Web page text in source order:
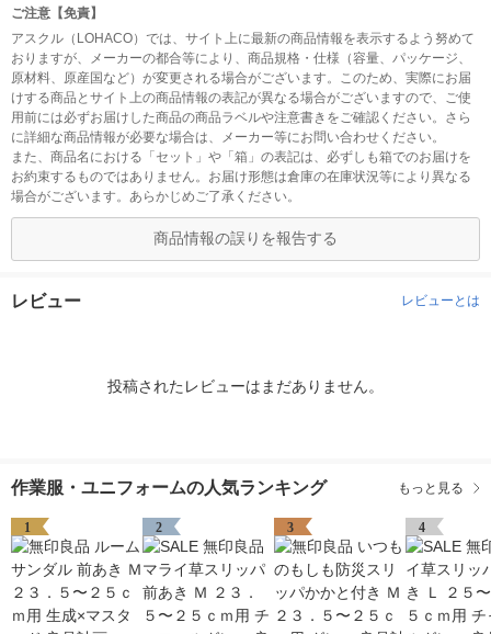
ご注意【免責】
アスクル（LOHACO）では、サイト上に最新の商品情報を表示するよう努めて
おりますが、メーカーの都合等により、商品規格・仕様（容量、パッケージ、
原材料、原産国など）が変更される場合がございます。このため、実際にお届
けする商品とサイト上の商品情報の表記が異なる場合がございますので、ご使
用前には必ずお届けした商品の商品ラベルや注意書きをご確認ください。さら
に詳細な商品情報が必要な場合は、メーカー等にお問い合わせください。
また、商品名における「セット」や「箱」の表記は、必ずしも箱でのお届けを
お約束するものではありません。お届け形態は倉庫の在庫状況等により異なる
場合がございます。あらかじめご了承ください。
商品情報の誤りを報告する
レビュー レビューとは
投稿されたレビューはまだありません。
作業服・ユニフォームの人気ランキング もっと見る
1 2 3 4